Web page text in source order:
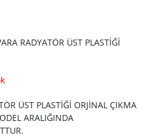
RADYATÖR ÜST PLASTİĞİ
ÜST PLASTİĞİ ORJİNAL ÇIKMA
ARALIĞINDA